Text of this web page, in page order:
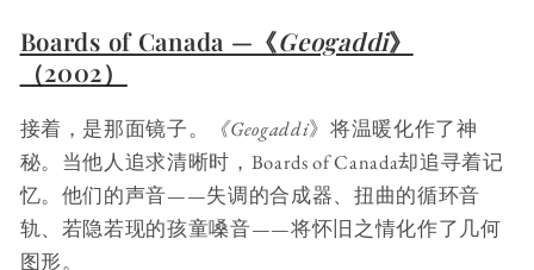
Boards of Canada —《Geogaddi》
（2002）
接着，是那面镜子。 《Geogaddi》将温暖化作了神
秘。当他人追求清晰时，Boards of Canada却追寻着记
忆。他们的声音——失调的合成器、扭曲的循环音
轨、若隐若现的孩童嗓音——将怀旧之情化作了几何
图形。